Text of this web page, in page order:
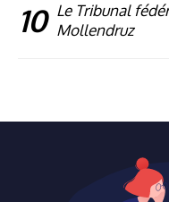
10 Le Tribunal
Mollendruz